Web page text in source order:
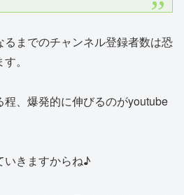
までのチャンネル登録者数は恐
。
、爆発的に伸びるのがyoutube
いきますからね♪